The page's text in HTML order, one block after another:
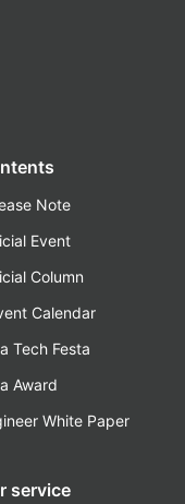
Note
Event
Column
Calendar
Tech Festa
Award
White Paper
service